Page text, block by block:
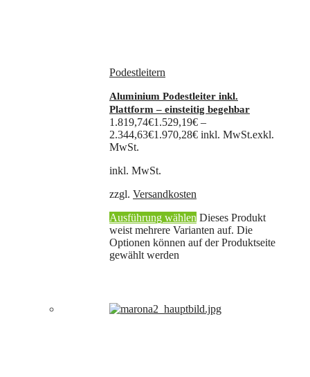
Podestleitern
Aluminium Podestleiter inkl.
Plattform – einsteitig begehbar
1.819,74€1.529,19€ –
2.344,63€1.970,28€ inkl. MwSt.exkl.
MwSt.
inkl. MwSt.
zzgl. Versandkosten
Ausführung wählen Dieses Produkt
weist mehrere Varianten auf. Die
Optionen können auf der Produktseite
gewählt werden